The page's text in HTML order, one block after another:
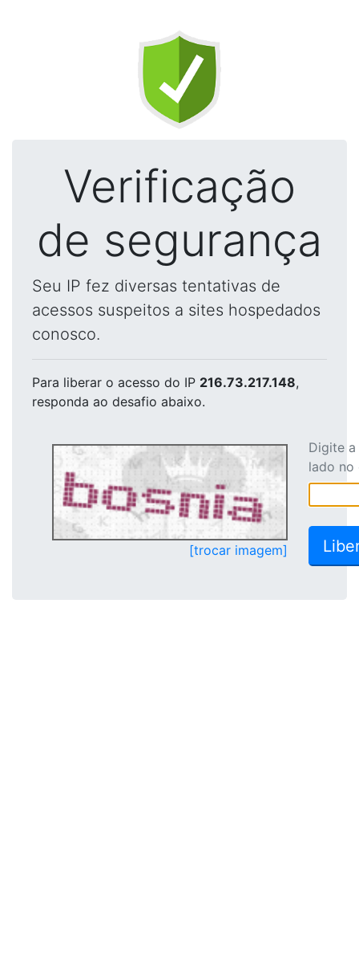
Verificação
de segurança
Seu IP fez diversas tentativas de
acessos suspeitos a sites hospedados
conosco.
Para liberar o acesso do IP 216.73.217.148,
responda ao desafio abaixo.
[trocar imagem]
Digite
lado no